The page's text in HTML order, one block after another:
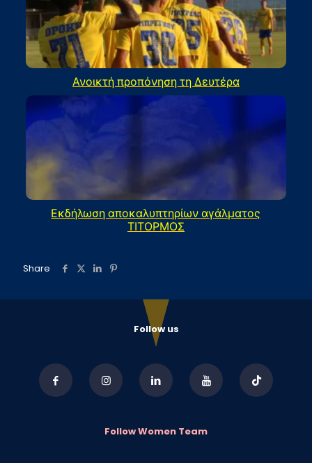
Ανοικτή προπόνηση τη Δευτέρα
Εκδήλωση αποκαλυπτηρίων αγάλματος
ΤΙΤΟΡΜΟΣ
Share
Follow us
Follow Women Team